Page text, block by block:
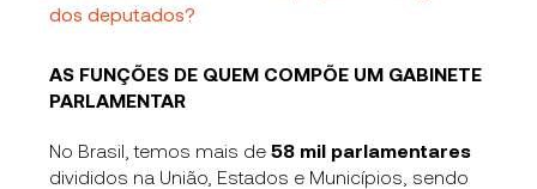
dos deputados?
AS FUNÇÕES DE QUEM COMPÕE UM GABINETE
PARLAMENTAR
No Brasil, temos mais de 58 mil parlamentares
divididos na União, Estados e Municípios, sendo